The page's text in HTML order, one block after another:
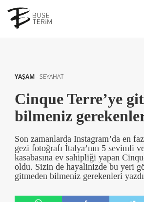
YAŞAM-SEYAHAT
Cinque Terre’ye
bilmeniz
Son zamanlarda Instagram’da en
gezi fotoğrafı İtalya’nın 5 sevimli
kasabasına ev sahipliği yapan
oldu. Sizin de hayalinizde bu yeri
gitmeden bilmeniz gerekenleri